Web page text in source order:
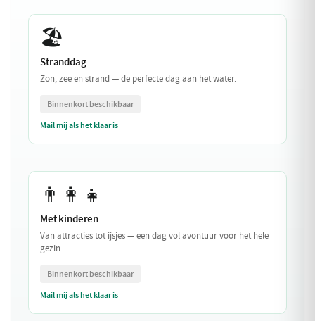
🏖️
Stranddag
Zon, zee en strand — de perfecte dag aan het water.
Binnenkort beschikbaar
Mail mij als het klaar is
👨‍👩‍👧
Met kinderen
Van attracties tot ijsjes — een dag vol avontuur voor het hele
gezin.
Binnenkort beschikbaar
Mail mij als het klaar is